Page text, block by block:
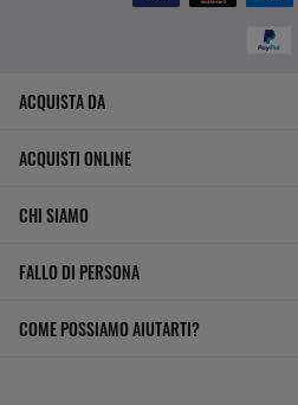
ACQUISTA DA
ACQUISTI ONLINE
CHI SIAMO
FALLO DI PERSONA
COME POSSIAMO AIUTARTI?